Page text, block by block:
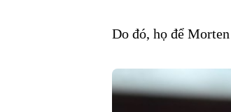
Do đó, họ để